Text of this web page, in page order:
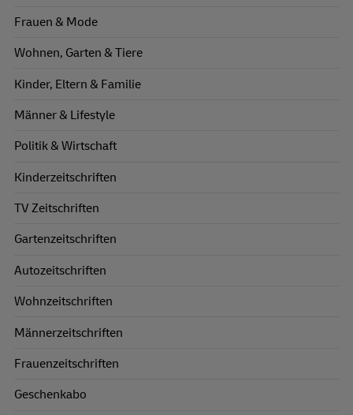
Frauen & Mode
Wohnen, Garten & Tiere
Kinder, Eltern & Familie
Männer & Lifestyle
Politik & Wirtschaft
Kinderzeitschriften
TV Zeitschriften
Gartenzeitschriften
Autozeitschriften
Wohnzeitschriften
Männerzeitschriften
Frauenzeitschriften
Geschenkabo